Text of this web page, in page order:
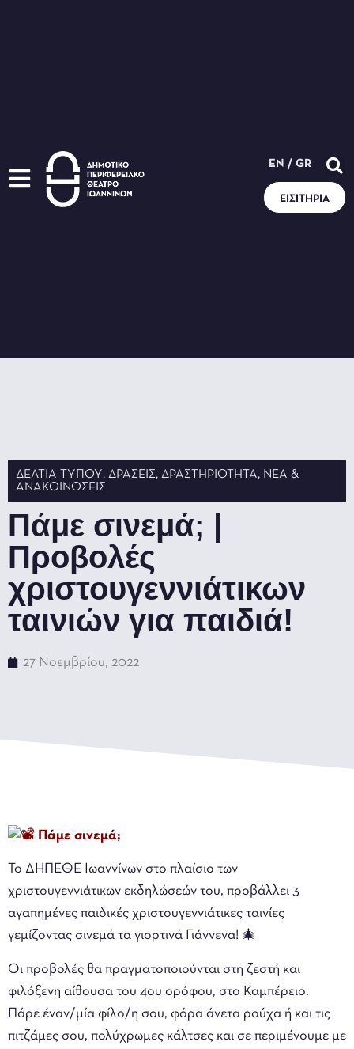
EN / GR
ΕΙΣΙΤΉΡΙΑ
ΔΕΛΤΊΑ ΤΎΠΟΥ, ΔΡΆΣΕΙΣ, ΔΡΑΣΤΗΡΙΌΤΗΤΑ, ΝΈΑ &
ΑΝΑΚΟΙΝΏΣΕΙΣ
Πάμε σινεμά; |
Προβολές
χριστουγεννιάτικων
ταινιών για παιδιά!
27 Νοεμβρίου, 2022
Πάμε σινεμά;
Το ΔΗΠΕΘΕ Ιωαννίνων στο πλαίσιο των
χριστουγεννιάτικων εκδηλώσεών του, προβάλλει 3
αγαπημένες παιδικές χριστουγεννιάτικες ταινίες
γεμίζοντας σινεμά τα γιορτινά Γιάννενα! 🎄
Οι προβολές θα πραγματοποιούνται στη ζεστή και
φιλόξενη αίθουσα του 4ου ορόφου, στο Καμπέρειο.
Πάρε έναν/μία φίλο/η σου, φόρα άνετα ρούχα ή και τις
πιτζάμες σου, πολύχρωμες κάλτσες και σε περιμένουμε με